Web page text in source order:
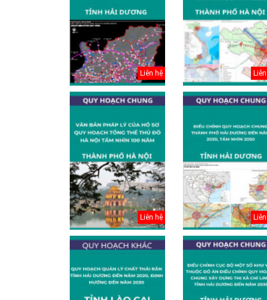
Liên hệ
Liên hệ
Điều chỉnh quy
hoạch chung
thành phố Hải
Dươn...